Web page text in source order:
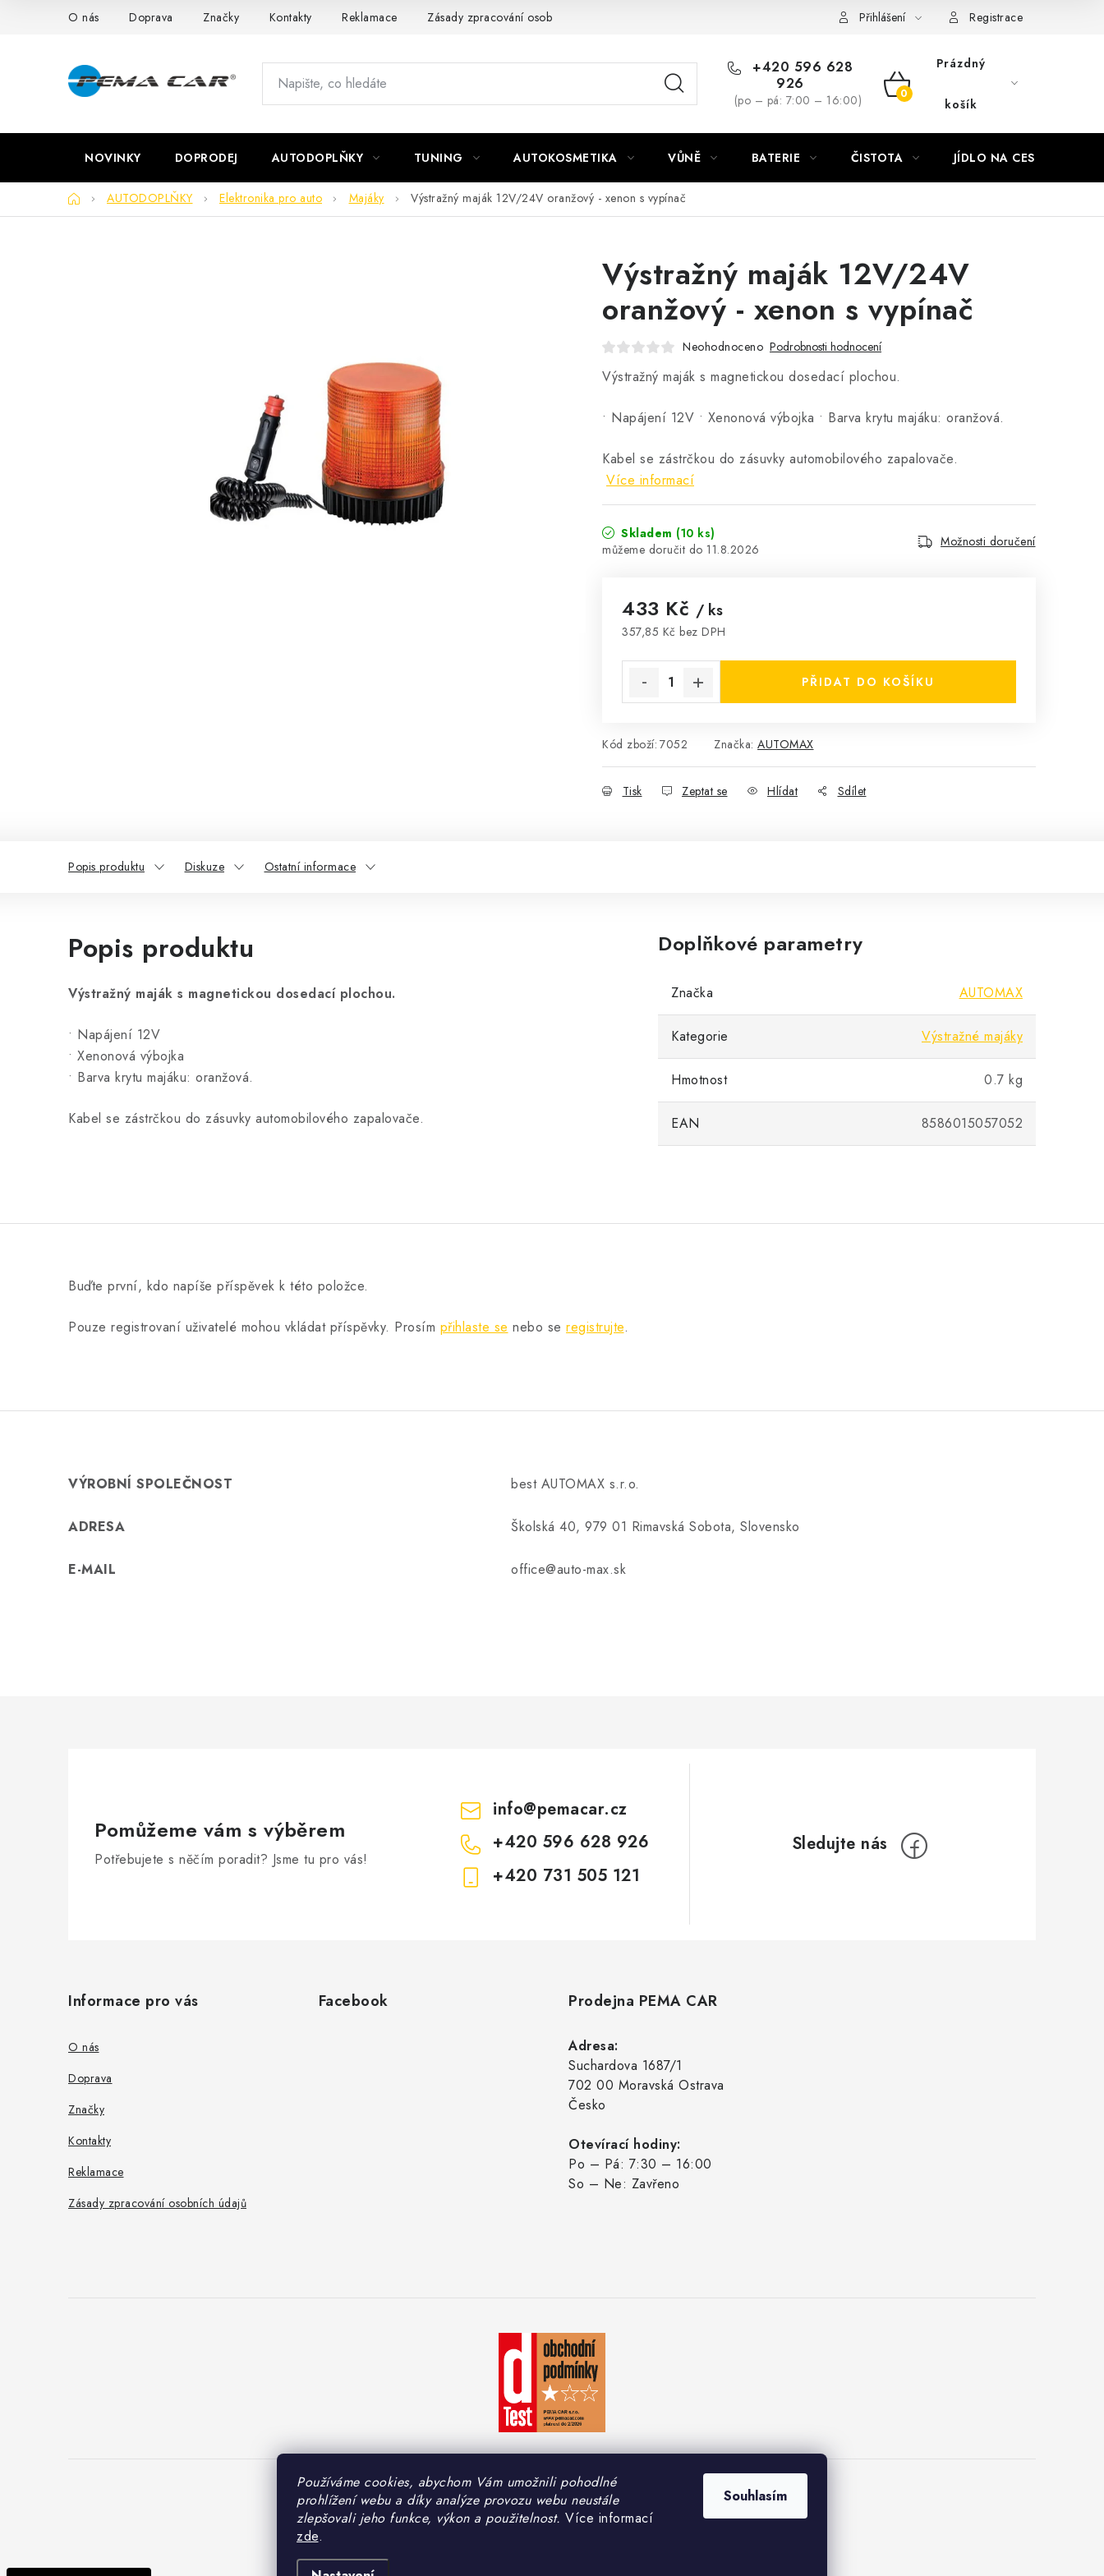
Používáme cookies, abychom Vám umožnili pohodlné
prohlížení webu a díky analýze provozu webu neustále
zlepšovali jeho funkce, výkon a použitelnost. Více informací
zde.
Souhlasím
O nás Doprava Značky Kontakty Reklamace Zásady zpracování osobních údajů Přihlášení Registrace
+420 596 628
926
(po – pá: 7:00 – 16:00)
NÁKUPNÍ
Prázdný
košík
NOVINKY DOPRODEJ AUTODOPLŇKY TUNING AUTOKOSMETIKA VŮNĚ BATERIE ČISTOTA JÍDLO NA CESTU
DomůAUTODOPLŇKY Elektronika pro auto Majáky Výstražný maják 12V/24V oranžový - xenon s vypínač
Výstražný maják 12V/24V
oranžový - xenon s vypínač
Neohodnoceno Podrobnosti hodnocení
Výstražný maják s magnetickou dosedací plochou.
• Napájení 12V • Xenonová výbojka • Barva krytu majáku: oranžová.
Kabel se zástrčkou do zásuvky automobilového zapalovače.
Více informací
Skladem (10 ks)
11.8.2026
Možnosti doručení
433 Kč / ks
357,85 Kč bez DPH
PŘIDAT DO KOŠÍKU
Kód zboží: 7052 Značka: AUTOMAX
Tisk Zeptat se Hlídat Sdílet
Popis produktu Diskuze Ostatní informace
Popis produktu
Výstražný maják s magnetickou dosedací plochou.
• Napájení 12V
• Xenonová výbojka
• Barva krytu majáku: oranžová.
Kabel se zástrčkou do zásuvky automobilového zapalovače.
Doplňkové parametry
Značka AUTOMAX
Kategorie Výstražné majáky
Hmotnost 0.7 kg
EAN 8586015057052
Buďte první, kdo napíše příspěvek k této položce.
Pouze registrovaní uživatelé mohou vkládat příspěvky. Prosím přihlaste se nebo se registrujte.
VÝROBNÍ SPOLEČNOST best AUTOMAX s.r.o.
ADRESA Školská 40, 979 01 Rimavská Sobota, Slovensko
E-MAIL office@auto-max.sk
Pomůžeme vám s výběrem
Potřebujete s něčím poradit? Jsme tu pro vás!
info@pemacar.cz
+420 596 628 926
+420 731 505 121
Informace pro vás
O nás
Doprava
Značky
Kontakty
Reklamace
Zásady zpracování osobních údajů
Facebook Prodejna PEMA CAR
Adresa:
Suchardova 1687/1
702 00 Moravská Ostrava
Česko
Otevírací hodiny:
Po – Pá: 7:30 – 16:00
So – Ne: Zavřeno
Vytvořil Shoptet
Copyright 2026PEMA CAR s.r.o.. Všechna práva vyhrazena. Upravit nastavení cookies